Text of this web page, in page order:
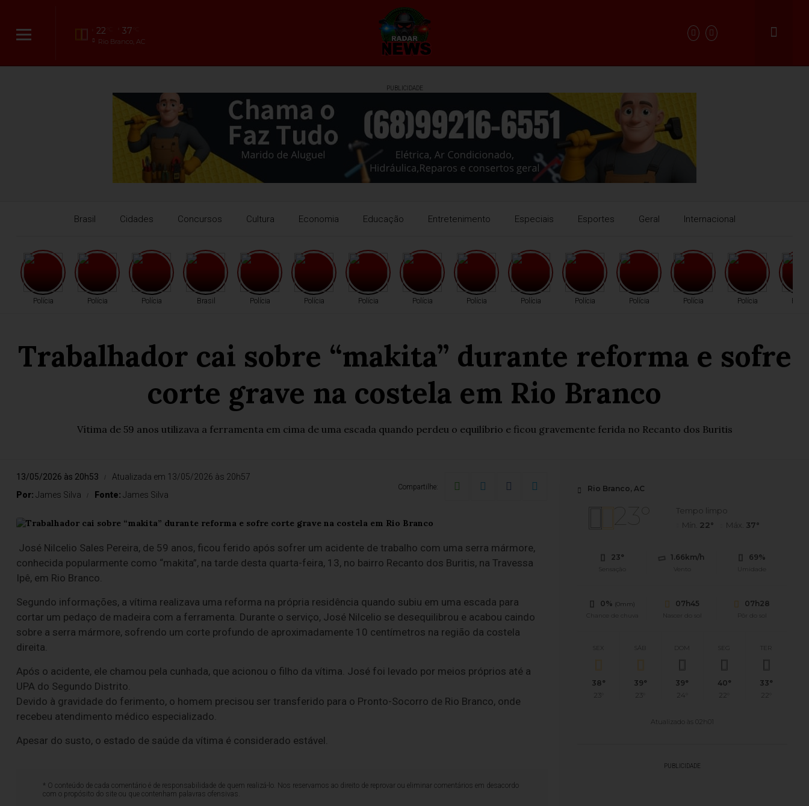
22 37
Rio Branco, AC
PUBLICIDADE
Brasil Cidades Concursos Cultura Economia Educação Entretenimento Especiais Esportes Geral Internacional
Polícia Polícia Polícia Brasil Polícia Polícia Polícia Polícia Polícia Polícia Polícia Polícia Polícia Polícia
Trabalhador cai sobre “makita” durante reforma e sofre
corte grave na costela em Rio Branco
Vítima de 59 anos utilizava a ferramenta em cima de uma escada quando perdeu o equilíbrio e ficou gravemente ferida no Recanto dos Buritis
13/05/2026 às 20h53
Atualizada em 13/05/2026 às 20h57
Por: James Silva Fonte: James Silva
Compartilhe:
José Nilcelio Sales Pereira, de 59 anos, ficou ferido após sofrer um acidente de trabalho com uma serra mármore,
conhecida popularmente como “makita”, na tarde desta quarta-feira, 13, no bairro Recanto dos Buritis, na Travessa
Ipê, em Rio Branco.
Segundo informações, a vítima realizava uma reforma na própria residência quando subiu em uma escada para
cortar um pedaço de madeira com a ferramenta. Durante o serviço, José Nilcelio se desequilibrou e acabou caindo
sobre a serra mármore, sofrendo um corte profundo de aproximadamente 10 centímetros na região da costela
direita.
Após o acidente, ele chamou pela cunhada, que acionou o filho da vítima. José foi levado por meios próprios até a
UPA do Segundo Distrito.
Devido à gravidade do ferimento, o homem precisou ser transferido para o Pronto-Socorro de Rio Branco, onde
recebeu atendimento médico especializado.
Apesar do susto, o estado de saúde da vítima é considerado estável.
* O conteúdo de cada comentário é de responsabilidade de quem realizá-lo. Nos reservamos ao direito de reprovar ou eliminar comentários em desacordo
com o propósito do site ou que contenham palavras ofensivas.
Rio Branco, AC
23°
Tempo limpo
Mín. 22° Máx. 37°
23°
Sensação
1.66km/h
Vento
69%
Umidade
0% (0mm)
Chance de chuva
07h45
Nascer do sol
07h28
Pôr do sol
SEX
38°
23°
SÁB
39°
23°
DOM
39°
24°
40°
22°
TER
33°
22°
Atualizado às 02h01
PUBLICIDADE